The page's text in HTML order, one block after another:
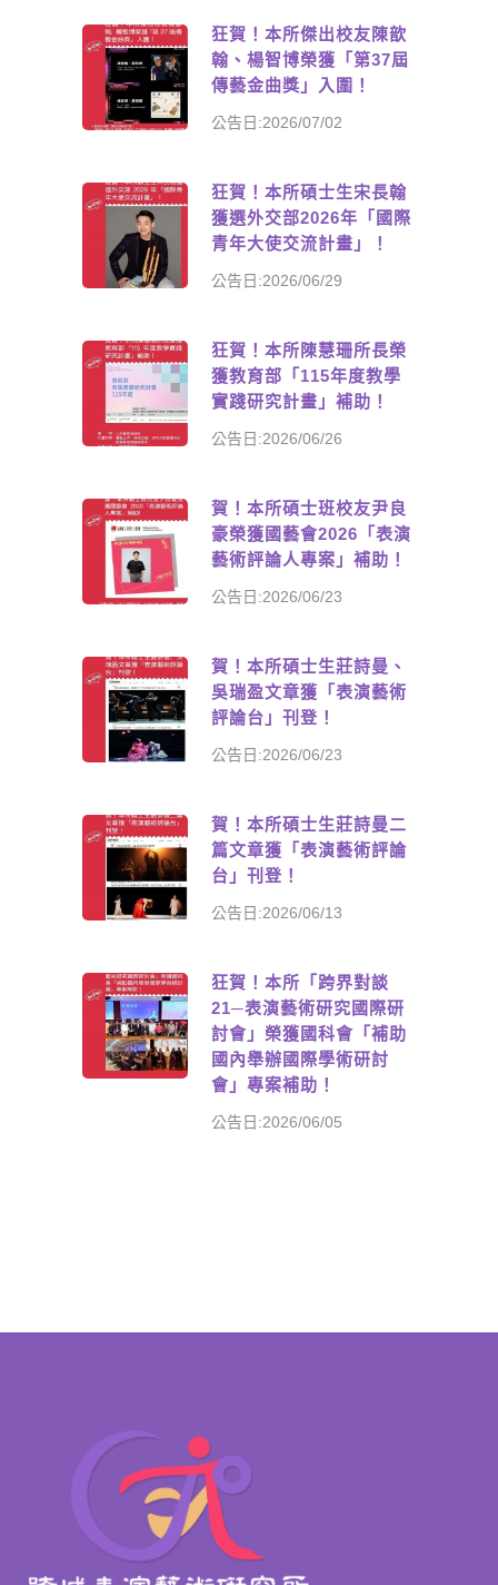
狂賀！本所傑出校友陳歆
翰、楊智博榮獲「第37屆
傳藝金曲獎」入圍！
公告日:2026/07/02
狂賀！本所碩士生宋長翰
獲選外交部2026年「國際
青年大使交流計畫」！
公告日:2026/06/29
狂賀！本所陳慧珊所長榮
獲教育部「115年度教學
實踐研究計畫」補助！
公告日:2026/06/26
賀！本所碩士班校友尹良
豪榮獲國藝會2026「表演
藝術評論人專案」補助！
公告日:2026/06/23
賀！本所碩士生莊詩曼、
吳瑞盈文章獲「表演藝術
評論台」刊登！
公告日:2026/06/23
賀！本所碩士生莊詩曼二
篇文章獲「表演藝術評論
台」刊登！
公告日:2026/06/13
狂賀！本所「跨界對談
21─表演藝術研究國際研
討會」榮獲國科會「補助
國內舉辦國際學術研討
會」專案補助！
公告日:2026/06/05